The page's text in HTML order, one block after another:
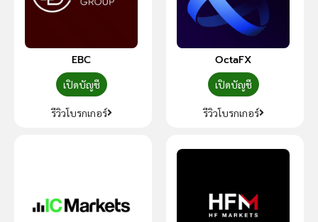
EBC
เปิดบัญชี
รีวิวโบรกเกอร์
OctaFX
เปิดบัญชี
รีวิวโบรกเกอร์